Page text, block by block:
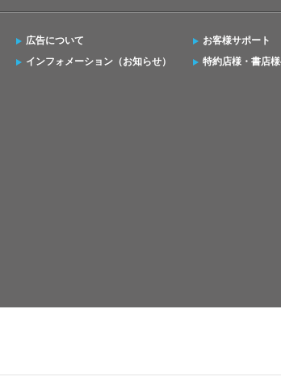
広告について
インフォメーション（お知らせ）
お客様サポート
特約店様・書店